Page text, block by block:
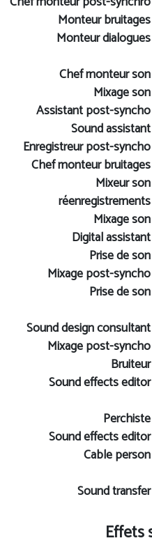
Monteur bruitages
Monteur dialogues
Chef monteur son
Mixage son
Assistant post-syncho
Sound assistant
Enregistreur post-syncho
Chef monteur bruitages
Mixeur son
réenregistrements
Mixage son
Digital assistant
Prise de son
Mixage post-syncho
Prise de son
Sound design consultant
Mixage post-syncho
Bruiteur
Sound effects editor
Perchiste
Sound effects editor
Cable person
Sound transfer
Effets